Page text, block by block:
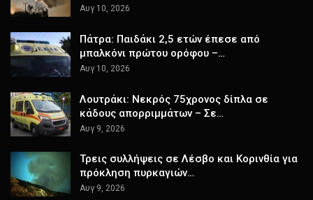
Αυγ 10, 2026
Πάτρα: Παιδάκι 2,5 ετών έπεσε από
μπαλκόνι πρώτου ορόφου –…
Αυγ 10, 2026
Λουτράκι: Νεκρός 75χρονος δίπλα σε
κάδους απορριμμάτων – Σε…
Αυγ 9, 2026
Τρεις συλλήψεις σε Λέσβο και Κορινθία για
πρόκληση πυρκαγιών…
Αυγ 9, 2026